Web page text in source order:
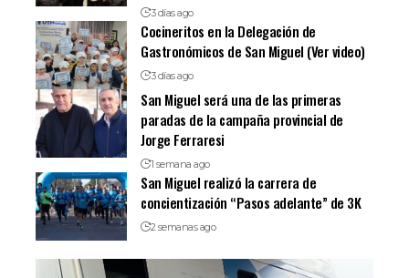
3 días ago
Cocineritos en la Delegación de
Gastronómicos de San Miguel (Ver video)
3 días ago
San Miguel será una de las primeras
paradas de la campaña provincial de
Jorge Ferraresi
1 semana ago
San Miguel realizó la carrera de
concientización “Pasos adelante” de 3K
2 semanas ago